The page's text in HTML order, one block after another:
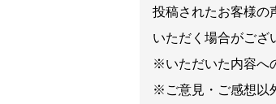
投稿されたお客様の
いただく場合がござ
※いただいた内容へ
※ご意見・ご感想以